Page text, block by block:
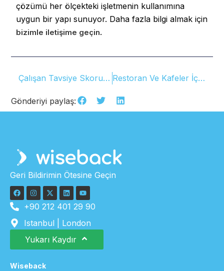
çözümü her ölçekteki işletmenin kullanımına
uygun bir yapı sunuyor. Daha fazla bilgi almak için
bizimle iletişime geçin.
Çalışan Tavsiye Skoru: eNPS Restoran Ve Kafeler İçin Geri Bildirim Toplamanın Kolay Yolu!
Gönderiyi paylaş:
Geri Bildirimin Ötesine Geçin
+90 212 401 29 90
Istanbul | London
Yukarı Kaydır
Wiseback